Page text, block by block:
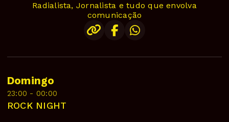
Radialista, Jornalista e tudo que envolva
comunicação
Domingo
23:00 - 00:00
ROCK NIGHT